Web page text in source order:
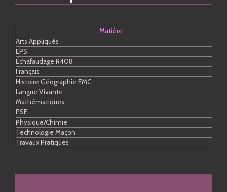
Matière
Arts Appliqués
EPS
Échafaudage R408
Français
Histoire Géographie EMC
Langue Vivante
Mathématiques
PSE
Physique/Chimie
Technologie Maçon
Travaux Pratiques